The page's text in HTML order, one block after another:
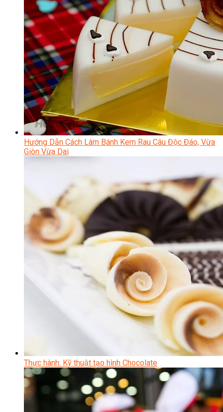
Hướng Dẫn Cách Làm Bánh Kem Rau Câu Độc Đáo, Vừa
Giòn Vừa Dai
Thực hành: Kỹ thuật tạo hình Chocolate